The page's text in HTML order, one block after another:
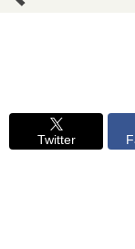
Twitter